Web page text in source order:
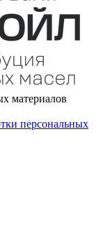
материалов
персональных